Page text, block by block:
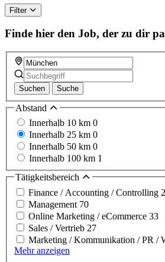
Filter
Finde hier den Job, der zu dir
Suchen Suche
Abstand
Innerhalb 10 km 0
Innerhalb 25 km 0
Innerhalb 50 km 0
Innerhalb 100 km 1
Tätigkeitsbereich
Finance / Accounting / Controlling
Management 70
Online Marketing / eCommerce 33
Sales / Vertrieb 27
Marketing / Kommunikation / PR /
Mehr anzeigen